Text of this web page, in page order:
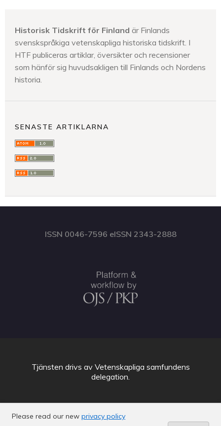
Historisk Tidskrift för Finland är Finlands
svenskspråkiga vetenskapliga historiska tidskrift. I
HTF publiceras artiklar, översikter och recensioner
som hänför sig huvudsakligen till Finlands och Nordens
historia.
SENASTE ARTIKLARNA
ISSN 0046-7596 eISSN 2343-2888
Please read our new privacy policy
Tjänsten drivs av Vetenskapliga samfundens
delegation.